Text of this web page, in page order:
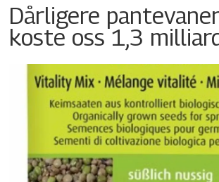
Dårligere
koste oss 1,3